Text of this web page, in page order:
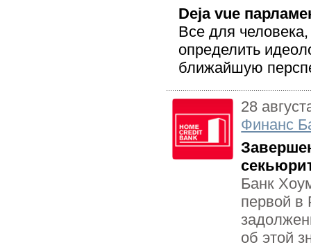
Deja vue
Все для
определить
ближайшую
28
Финанс
Банк
первой в
об этой